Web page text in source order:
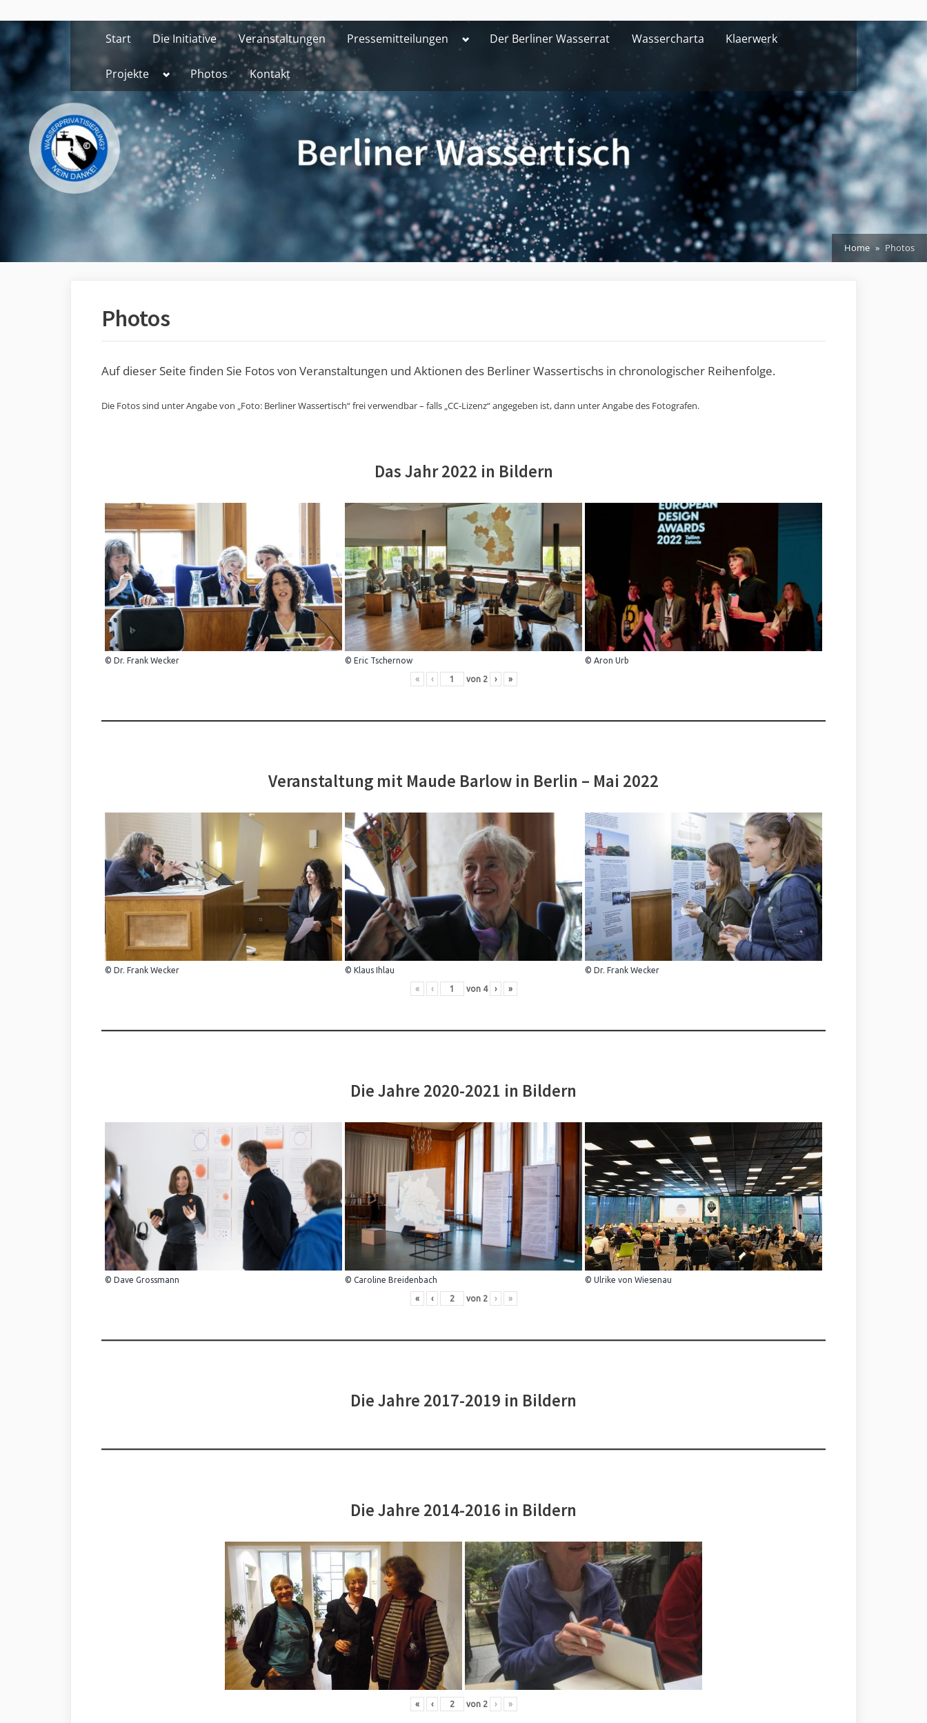
to
content
Start Die Initiative Veranstaltungen Pressemitteilungen ToggleDer Berliner Wasserrat Wassercharta Klaerwerk
Projekte Toggle
menu
Photos Kontakt
Home Photos
Photos
Auf dieser Seite finden Sie Fotos von Veranstaltungen und Aktionen des Berliner Wassertischs in chronologischer Reihenfolge.
Die Fotos sind unter Angabe von „Foto: Berliner Wassertisch“ frei verwendbar – falls „CC-Lizenz“ angegeben ist, dann unter Angabe des Fotografen.
Das Jahr 2022 in Bildern
© Dr. Frank Wecker © Eric Tschernow © Aron Urb
« ‹ von 2 › »
Veranstaltung mit Maude Barlow in Berlin – Mai 2022
© Dr. Frank Wecker © Klaus Ihlau © Dr. Frank Wecker
« ‹ von 4 › »
Die Jahre 2020-2021 in Bildern
© Dave Grossmann © Caroline Breidenbach © Ulrike von Wiesenau
« ‹ von 2 › »
Die Jahre 2017-2019 in Bildern
Die Jahre 2014-2016 in Bildern
« ‹ von 2 › »